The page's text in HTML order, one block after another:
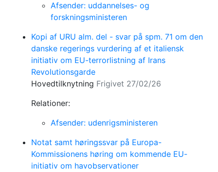
Afsender: uddannelses- og
forskningsministeren
Kopi af URU alm. del - svar på spm. 71 om den
danske regerings vurdering af et italiensk
initiativ om EU-terrorlistning af Irans
Revolutionsgarde
Hovedtilknytning Frigivet 27/02/26
Relationer:
Afsender: udenrigsministeren
Notat samt høringssvar på Europa-
Kommissionens høring om kommende EU-
initiativ om havobservationer